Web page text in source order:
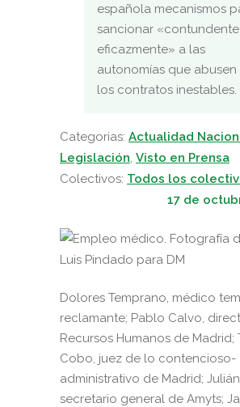
española mecanismos
sancionar
eficazmente» a las
autonomías que abusen
los contratos inestables.
Categorias: Actualidad
Legislación, Visto en Prensa
Colectivos: Todos los
17 de
Dolores Temprano, médico
reclamante; Pablo Calvo,
Recursos Humanos de Madrid;
Cobo, juez de lo contencioso-
administrativo de Madrid;
secretario general de Amyts;